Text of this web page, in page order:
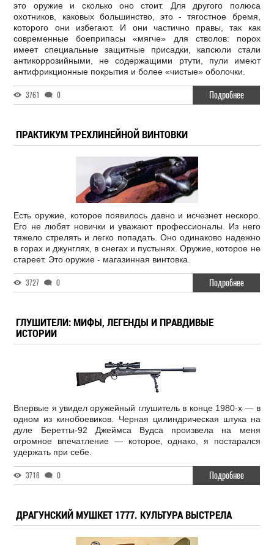
это оружие и сколько оно стоит. Для другого полюса
охотников, каковых большинство, это - тягостное бремя,
которого они избегают. И они частично правы, так как
современные боеприпасы «мягче» для стволов: порох
имеет специальные защитные присадки, капсюли стали
антикоррозийными, не содержащими ртути, пули имеют
антифрикционные покрытия и более «чистые» оболочки.
3761 0 Подробнее
ПРАКТИКУМ ТРЕХЛИНЕЙНОЙ ВИНТОВКИ
Есть оружие, которое появилось давно и исчезнет нескоро.
Его не любят новички и уважают профессионалы. Из него
тяжело стрелять и легко попадать. Оно одинаково надежно
в горах и джунглях, в снегах и пустынях. Оружие, которое не
стареет. Это оружие - магазинная винтовка.
3727 0 Подробнее
ГЛУШИТЕЛИ: МИФЫ, ЛЕГЕНДЫ И ПРАВДИВЫЕ
ИСТОРИИ
Впервые я увидел оружейный глушитель в конце 1980-х — в
одном из кинобоевиков. Черная цилиндрическая штука на
дуле Беретты-92 Джеймса Вудса произвела на меня
огромное впечатление — которое, однако, я постарался
удержать при себе.
3718 0 Подробнее
ДРАГУНСКИЙ МУШКЕТ 1777. КУЛЬТУРА ВЫСТРЕЛА